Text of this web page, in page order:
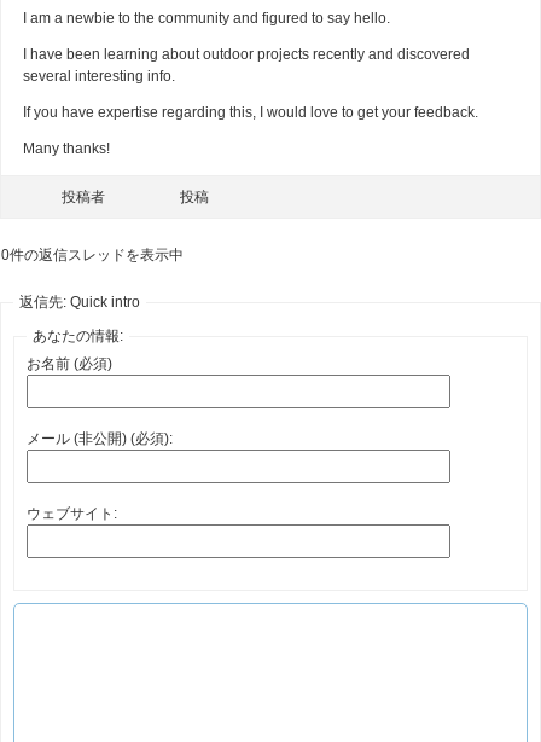
I am a newbie to the community and figured to say hello.
I have been learning about outdoor projects recently and discovered
several interesting info.
If you have expertise regarding this, I would love to get your feedback.
Many thanks!
投稿者 投稿
0件の返信スレッドを表示中
返信先: Quick intro
あなたの情報:
お名前 (必須)
メール (非公開) (必須):
ウェブサイト: